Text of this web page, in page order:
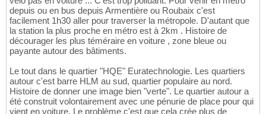
depuis ou en bus depuis Armentière ou Roubaix c'est
facilement 1h30 aller pour traverser la métropole. D'autant que
la station la plus proche en métro est à 2km . Histoire de
décourager les plus téméraire en voiture , zone bleue ou
payante autour des bâtiments.
Le tout dans le quartier "HQE" Euratechnologie. Les quartiers
autour c'est barre HLM au sud, quartier populaire au nord.
Histoire de donner une image bien "verte". Le quartier autour a
été construit volontairement avec une pénurie de place pour qui
vient en voiture. Le problème c'est que cela crée plus de